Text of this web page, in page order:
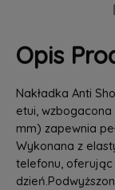
Cena nie zawiera
Opis
Nakładka Anti
etui,
mm) zapewnia
Wykonana z
telefonu, oferując